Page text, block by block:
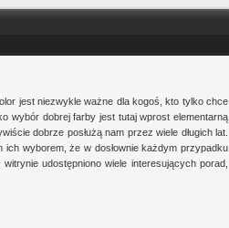
jest niezwykle ważne dla kogoś, kto tylko chce
wybór dobrej farby jest tutaj wprost elementarną
dobrze posłużą nam przez wiele długich lat.
wyborem, że w dosłownie każdym przypadku
udostępniono wiele interesujących porad,